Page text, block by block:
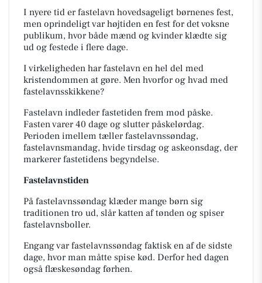
I nyere tid er fastelavn hovedsageligt børnenes fest,
men oprindeligt var højtiden en fest for det voksne
publikum, hvor både mænd og kvinder klædte sig
ud og festede i flere dage.
I virkeligheden har fastelavn en hel del med
kristendommen at gøre. Men hvorfor og hvad med
fastelavnsskikkene?
Fastelavn indleder fastetiden frem mod påske.
Fasten varer 40 dage og slutter påskelørdag.
Perioden imellem tæller fastelavnssøndag,
fastelavnsmandag, hvide tirsdag og askeonsdag, der
markerer fastetidens begyndelse.
Fastelavnstiden
På fastelavnssøndag klæder mange børn sig
traditionen tro ud, slår katten af tønden og spiser
fastelavnsboller.
Engang var fastelavnssøndag faktisk en af de sidste
dage, hvor man måtte spise kød. Derfor hed dagen
også flæskesøndag førhen.